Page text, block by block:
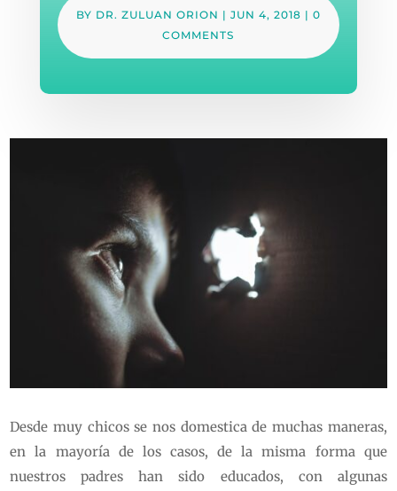
BY DR. ZULUAN ORION | JUN 4, 2018 | 0
COMMENTS
Desde muy chicos se nos domestica de muchas maneras,
en la mayoría de los casos, de la misma forma que
nuestros padres han sido educados, con algunas